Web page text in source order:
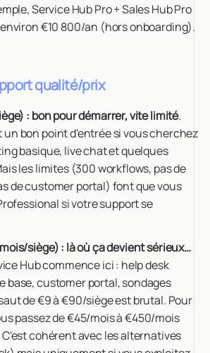
Service Hub Pro + Sales Hub Pro
€10 800/an (hors onboarding).
qualité/prix
: bon pour démarrer, vite limité.
bon point d'entrée si vous cherchez
basique, live chat et quelques
les limites (300 workflows, pas de
de customer portal) font que vous
si votre support se
siège) : là où ça devient sérieux…
Hub commence ici : help desk
base, customer portal, sondages
de €9 à €90/siège est brutal. Pour
passez de €45/mois à €450/mois
cohérent avec les alternatives